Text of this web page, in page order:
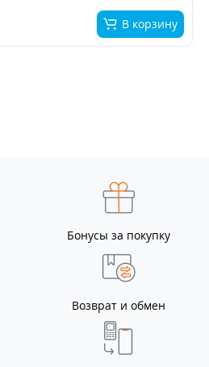
В корзину
Бонусы за покупку
Возврат и обмен